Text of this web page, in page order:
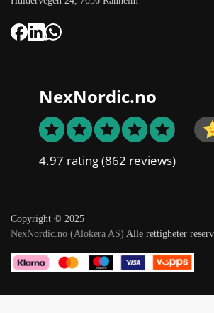
NexNordic.no
4.97 rating(862 reviews)
Copyright © 2025
NexNordic.no (Alokera AS) Alle rettigheter